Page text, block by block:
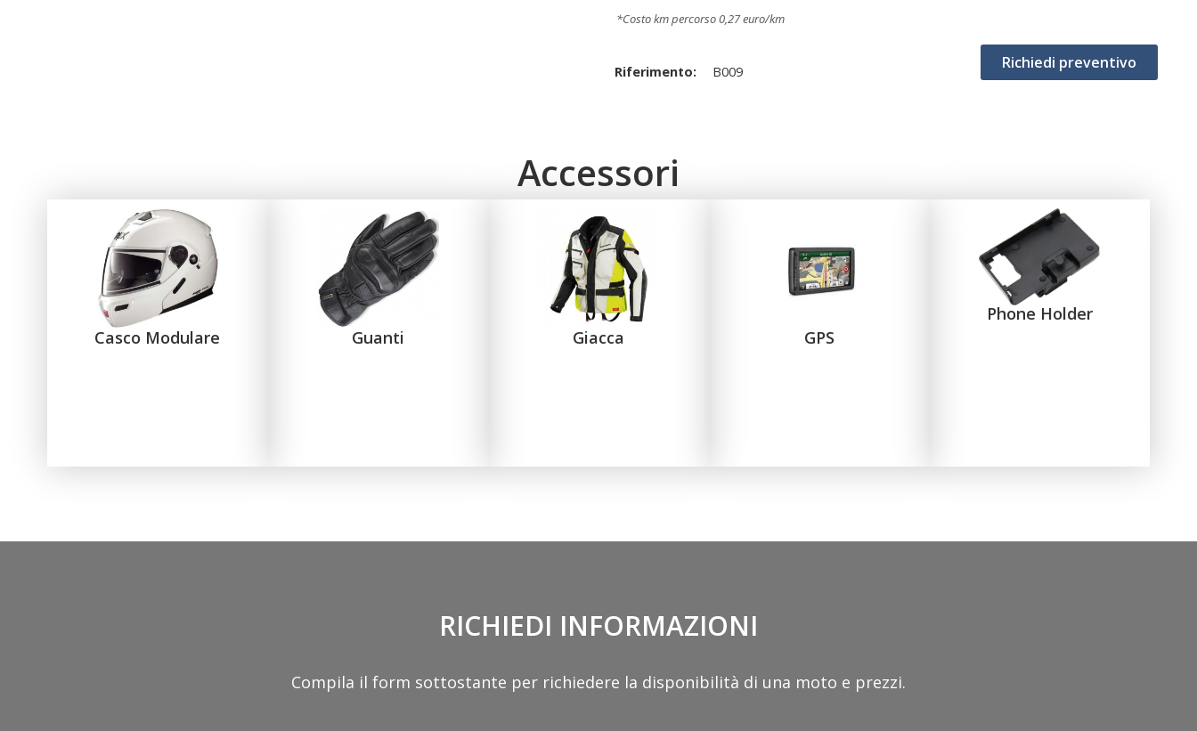
*Costo km percorso 0,27 euro/km
Riferimento: B009 Richiedi preventivo
Accessori
Casco Modulare Guanti Giacca GPS
Phone Holder
RICHIEDI INFORMAZIONI
Compila il form sottostante per richiedere la disponibilità di una moto e prezzi.